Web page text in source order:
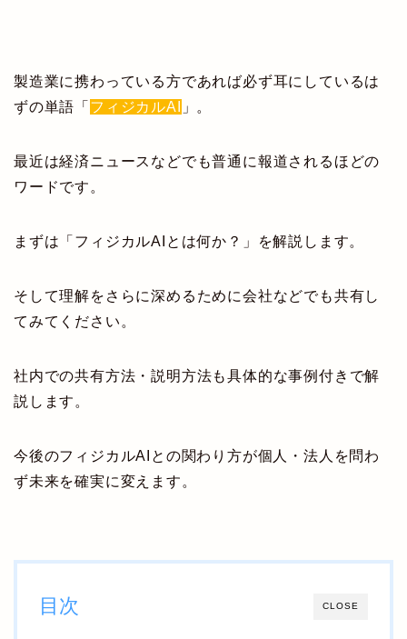
製造業に携わっている方であれば必ず耳にしているは
ずの単語「 フィジカルAI 」。
最近は経済ニュースなどでも普通に報道されるほどの
ワードです。
まずは「フィジカルAIとは何か？」を解説します。
そして理解をさらに深めるために会社などでも共有し
てみてください。
社内での共有方法・説明方法も具体的な事例付きで解
説します。
今後のフィジカルAIとの関わり方が個人・法人を問わ
ず未来を確実に変えます。
CLOSE
目次